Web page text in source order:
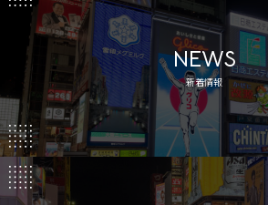
NEWS
新着情報